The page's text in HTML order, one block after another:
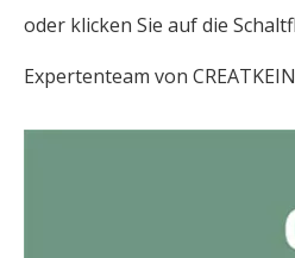
oder klicken Sie auf die
Expertenteam von